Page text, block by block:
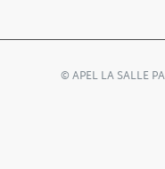
© APEL LA SALLE